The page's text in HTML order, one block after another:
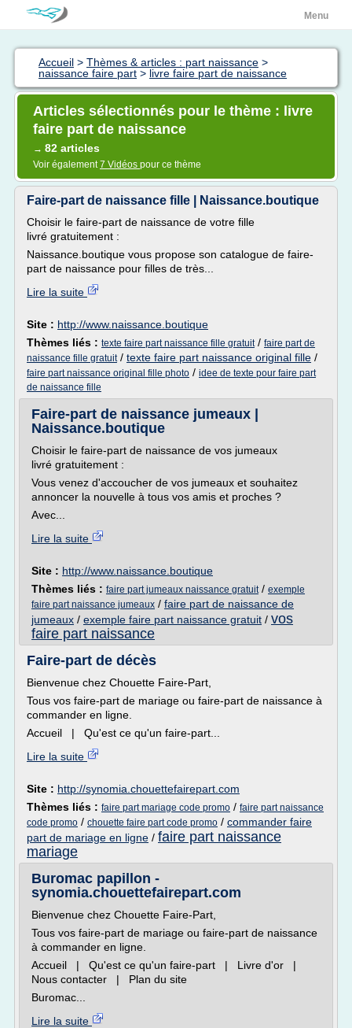
Menu
Accueil > Thèmes & articles : part naissance >
naissance faire part > livre faire part de naissance
Articles sélectionnés pour le thème : livre
faire part de naissance
→ 82 articles
Voir également7 Vidéos pour ce thème
Faire-part de naissance fille | Naissance.boutique
Choisir le faire-part de naissance de votre fille
livré gratuitement :
Naissance.boutique vous propose son catalogue de faire-
part de naissance pour filles de très...
Lire la suite
Site : http://www.naissance.boutique
Thèmes liés : texte faire part naissance fille gratuit/ faire part de
naissance fille gratuit/ texte faire part naissance original fille /
faire part naissance original fille photo / idee de texte pour faire part
de naissance fille
Faire-part de naissance jumeaux |
Naissance.boutique
Choisir le faire-part de naissance de vos jumeaux
livré gratuitement :
Vous venez d'accoucher de vos jumeaux et souhaitez
annoncer la nouvelle à tous vos amis et proches ?
Avec...
Lire la suite
Site : http://www.naissance.boutique
Thèmes liés : faire part jumeaux naissance gratuit/ exemple
faire part naissance jumeaux / faire part de naissance de
jumeaux / exemple faire part naissance gratuit / vos
faire part naissance
Faire-part de décès
Bienvenue chez Chouette Faire-Part,
Tous vos faire-part de mariage ou faire-part de naissance à
commander en ligne.
Accueil | Qu'est ce qu'un faire-part...
Lire la suite
Site : http://synomia.chouettefairepart.com
Thèmes liés : faire part mariage code promo / faire part naissance
code promo / chouette faire part code promo / commander faire
part de mariage en ligne / faire part naissance
mariage
Buromac papillon -
synomia.chouettefairepart.com
Bienvenue chez Chouette Faire-Part,
Tous vos faire-part de mariage ou faire-part de naissance
à commander en ligne.
Accueil | Qu'est ce qu'un faire-part | Livre d'or |
Nous contacter | Plan du site
Buromac...
Lire la suite